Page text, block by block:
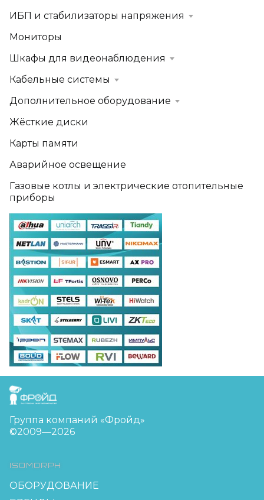
ИБП и стабилизаторы напряжения
Мониторы
Шкафы для видеонаблюдения
Кабельные системы
Дополнительное оборудование
Жёсткие диски
Карты памяти
Аварийное освещение
Газовые котлы и электрические отопительные
приборы
FreudGroup
Группа компаний «Фройд»
©2009—2026
ISOMORPH
ОБОРУДОВАНИЕ